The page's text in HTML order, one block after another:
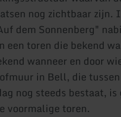
nog zichtbaar zijn.
dem Sonnenberg"
een toren die bekend
wanneer en door
in Bell, die
nog steeds bestaat,
voormalige toren.